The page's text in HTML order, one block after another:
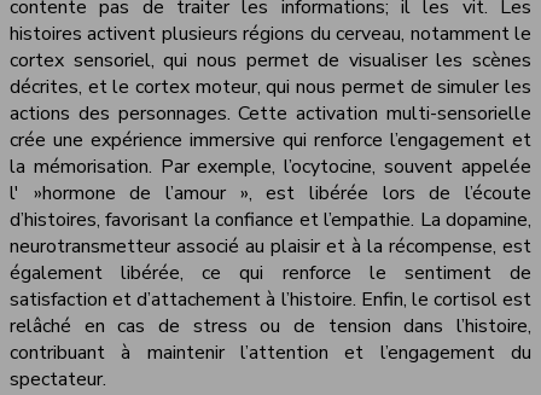
contente pas de traiter les informations; il les vit. Les
histoires activent plusieurs régions du cerveau, notamment le
cortex sensoriel, qui nous permet de visualiser les scènes
décrites, et le cortex moteur, qui nous permet de simuler les
actions des personnages. Cette activation multi-sensorielle
crée une expérience immersive qui renforce l’engagement et
la mémorisation. Par exemple, l’ocytocine, souvent appelée
l' »hormone de l’amour », est libérée lors de l’écoute
d’histoires, favorisant la confiance et l’empathie. La dopamine,
neurotransmetteur associé au plaisir et à la récompense, est
également libérée, ce qui renforce le sentiment de
satisfaction et d’attachement à l’histoire. Enfin, le cortisol est
relâché en cas de stress ou de tension dans l’histoire,
contribuant à maintenir l’attention et l’engagement du
spectateur.